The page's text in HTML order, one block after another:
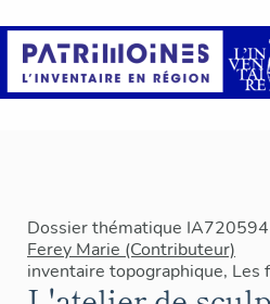
Dossier thématique
Ferey Marie (Contributeur)
inventaire topographique, Les